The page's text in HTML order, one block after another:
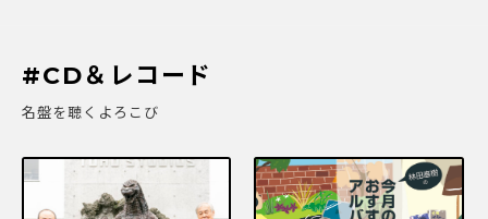
#CD＆レコード
名盤を聴くよろこび